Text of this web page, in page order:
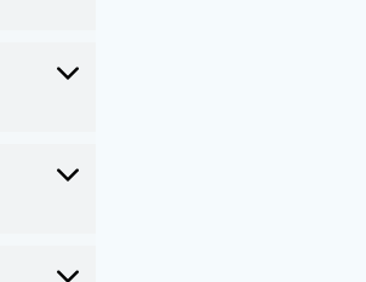
google-
Consent
youtube
Consent
facebook